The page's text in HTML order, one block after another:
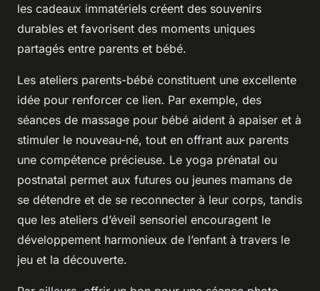
les cadeaux immatériels créent des souvenirs
durables et favorisent des moments uniques
partagés entre parents et bébé.
Les ateliers parents-bébé constituent une excellente
idée pour renforcer ce lien. Par exemple, des
séances de massage pour bébé aident à apaiser et à
stimuler le nouveau-né, tout en offrant aux parents
une compétence précieuse. Le yoga prénatal ou
postnatal permet aux futures ou jeunes mamans de
se détendre et de se reconnecter à leur corps, tandis
que les ateliers d’éveil sensoriel encouragent le
développement harmonieux de l’enfant à travers le
jeu et la découverte.